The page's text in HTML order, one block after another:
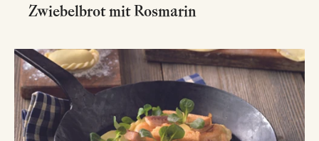
Zwiebelbrot mit Rosmarin